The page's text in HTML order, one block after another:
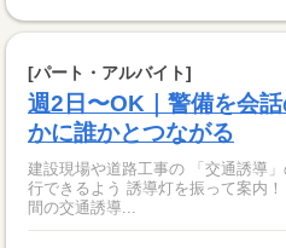
[パート・アルバイト]
週2日〜OK｜警備を会
かに誰かとつながる
建設現場や道路工事の 「交通誘導」のお仕事で
行できるよう 誘導灯を振って案内！ ▼働く現場は... 【住宅を建てる
間の交通誘導...